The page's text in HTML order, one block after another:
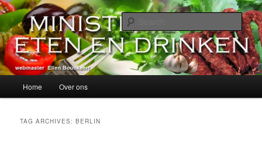
Skip
to
primary
content
Skip
to
secondary
contentMinisterie van Eten en Drinken
alles over eten, drinken en andere genoegens…
Home Over ons
TAG ARCHIVES:BERLIN